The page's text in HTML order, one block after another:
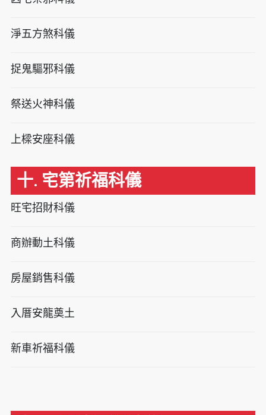
淨五方煞科儀
捉鬼驅邪科儀
祭送火神科儀
上樑安座科儀
十. 宅第祈福科儀
旺宅招財科儀
商辦動土科儀
房屋銷售科儀
入厝安龍奠土
新車祈福科儀